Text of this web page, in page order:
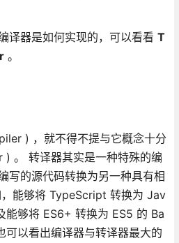
译器是如何实现的，可以看看 T
。
) ，就不得不提与它概念十分
。 转译器其实是一种特殊的编
写的源代码转换为另一种具有相
能够将 TypeScript 转换为 Jav
够将 ES6+ 转换为 ES5 的 Ba
可以看出编译器与转译器最大的